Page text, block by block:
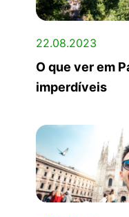
22.08.2023
O que ver em
imperdíveis